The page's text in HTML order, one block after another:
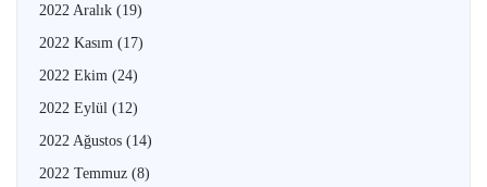
2022 Aralık (19)
2022 Kasım (17)
2022 Ekim (24)
2022 Eylül (12)
2022 Ağustos (14)
2022 Temmuz (8)